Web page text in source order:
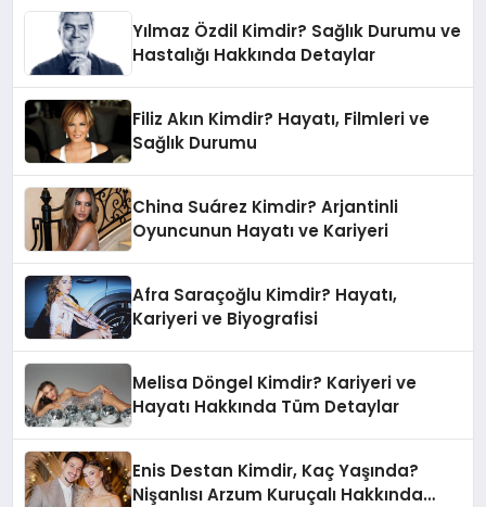
Yılmaz Özdil Kimdir? Sağlık Durumu ve
Hastalığı Hakkında Detaylar
Filiz Akın Kimdir? Hayatı, Filmleri ve
Sağlık Durumu
China Suárez Kimdir? Arjantinli
Oyuncunun Hayatı ve Kariyeri
Afra Saraçoğlu Kimdir? Hayatı,
Kariyeri ve Biyografisi
Melisa Döngel Kimdir? Kariyeri ve
Hayatı Hakkında Tüm Detaylar
Enis Destan Kimdir, Kaç Yaşında?
Nişanlısı Arzum Kuruçalı Hakkında